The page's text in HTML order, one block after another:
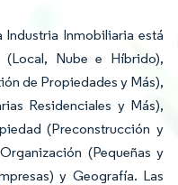
Inmobiliaria está
(Local, Nube e Híbrido),
de Propiedades y Más),
Residenciales y Más),
(Preconstrucción y
(Pequeñas y
y Geografía. Las